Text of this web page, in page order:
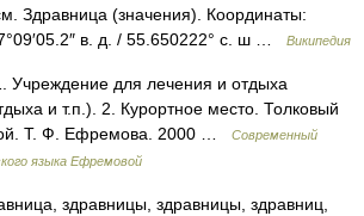
Здравница (значения). Координаты:
в. д. / 55.650222° с. ш …
Википедия
Учреждение для лечения и отдыха
и т.п.). 2. Курортное место. Толковый
Т. Ф. Ефремова. 2000 …
Современный
языка Ефремовой
здравницы, здравницы, здравниц,